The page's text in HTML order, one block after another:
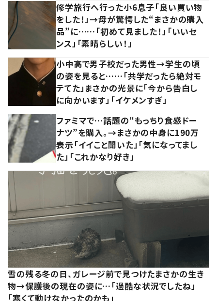
修学旅行へ行った小6息子「良い買い物
をした！」→母が驚愕した“まさかの購入
品”に……「初めて見ました！」「いいセ
ンス」「素晴らしい！」
小中高で男子校だった男性→学生の頃
の姿を見ると……「共学だったら絶対モ
テてた」まさかの光景に「今から告白し
に向かいます」「イケメンすぎ」
ファミマで…話題の“もっちり食感ドー
ナツ”を購入。→まさかの中身に190万
表示「イイこと聞いた」「気になってまし
た」「これかなり好き」
雪の残る冬の日、ガレージ前で見つけたまさかの生き
物→保護後の現在の姿に…「過酷な状況でしたね」
「寒くて動けなかったのかも」